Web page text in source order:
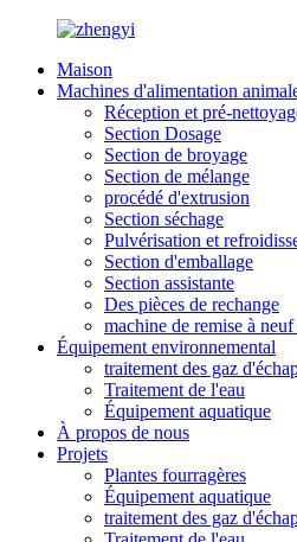
Maison
Machines d'alimentation
Réception et pré-
Section Dosage
Section de broyage
Section de mélange
procédé d'extrusion
Section séchage
Pulvérisation et
Section d'emballage
Section assistante
Des pièces de rechange
machine de remise à
Équipement environnemental
traitement des gaz
Traitement de l'eau
Équipement aquatique
À propos de nous
Projets
Plantes fourragères
Équipement aquatique
traitement des gaz